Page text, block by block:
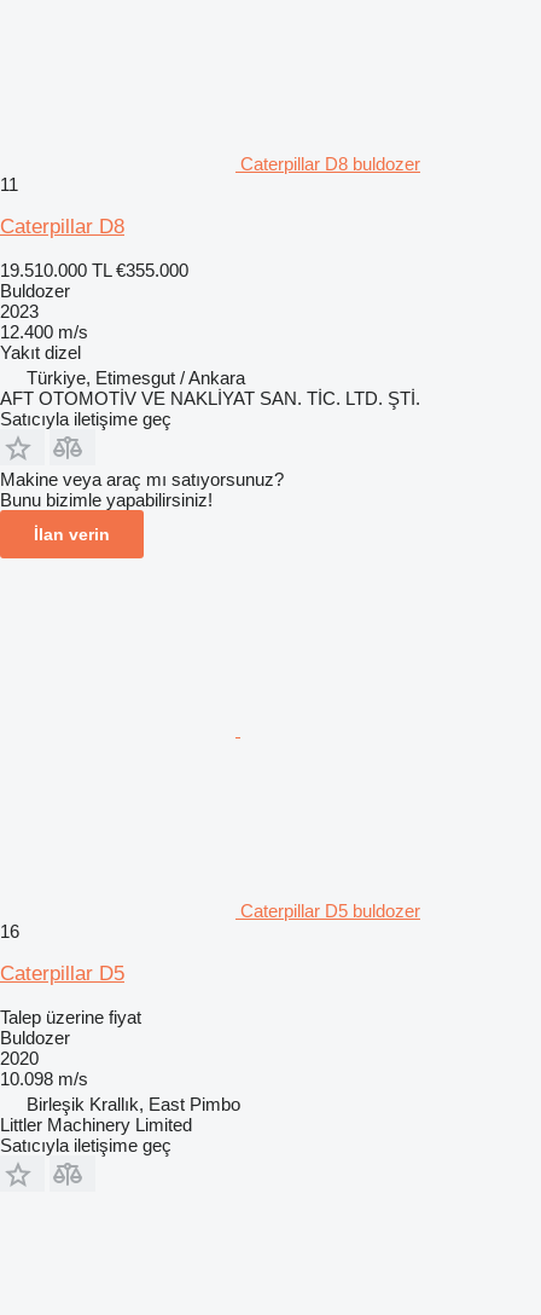
Caterpillar D8 buldozer
11
Caterpillar D8
19.510.000 TL €355.000
Buldozer
2023
12.400 m/s
Yakıt dizel
Türkiye, Etimesgut / Ankara
AFT OTOMOTİV VE NAKLİYAT SAN. TİC. LTD. ŞTİ.
Satıcıyla iletişime geç
Makine veya araç mı satıyorsunuz?
Bunu bizimle yapabilirsiniz!
İlan verin
Caterpillar D5 buldozer
16
Caterpillar D5
Talep üzerine fiyat
Buldozer
2020
10.098 m/s
Birleşik Krallık, East Pimbo
Littler Machinery Limited
Satıcıyla iletişime geç